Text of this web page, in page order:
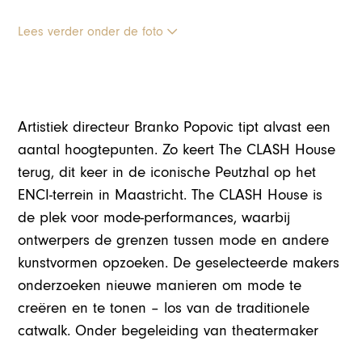
Lees verder onder de foto
Artistiek directeur Branko Popovic tipt alvast een
aantal hoogtepunten. Zo keert The CLASH House
terug, dit keer in de iconische Peutzhal op het
ENCI-terrein in Maastricht. The CLASH House is
de plek voor mode-performances, waarbij
ontwerpers de grenzen tussen mode en andere
kunstvormen opzoeken. De geselecteerde makers
onderzoeken nieuwe manieren om mode te
creëren en te tonen – los van de traditionele
catwalk. Onder begeleiding van theatermaker